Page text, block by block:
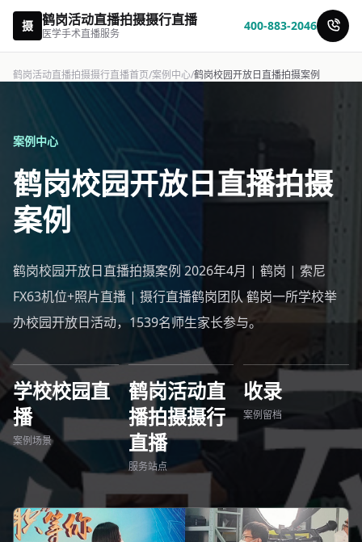
摄 鹤岗活动直播拍摄摄行直播
医学手术直播服务
400-883-2046
鹤岗活动直播拍摄摄行直播首页/案例中心/鹤岗校园开放日直播拍摄案例
案例中心
鹤岗校园开放日直播拍摄
案例
鹤岗校园开放日直播拍摄案例 2026年4月 | 鹤岗 | 索尼
FX63机位+照片直播 | 摄行直播鹤岗团队 鹤岗一所学校举
办校园开放日活动，1539名师生家长参与。
学校校园直
播
案例场景
鹤岗活动直
播拍摄摄行
直播
服务站点
收录
案例留档